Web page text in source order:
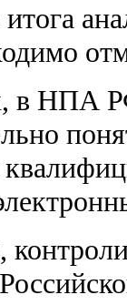
итога
НПА РФ